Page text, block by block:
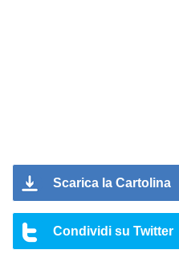
Scarica la Cartolina
Condividi su Twitter